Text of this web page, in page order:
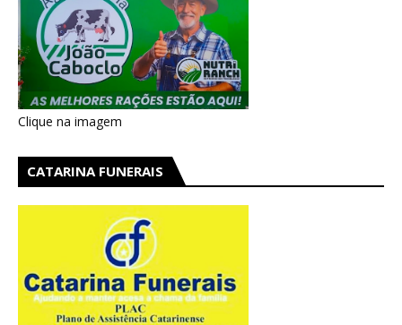
Clique na imagem
CATARINA FUNERAIS